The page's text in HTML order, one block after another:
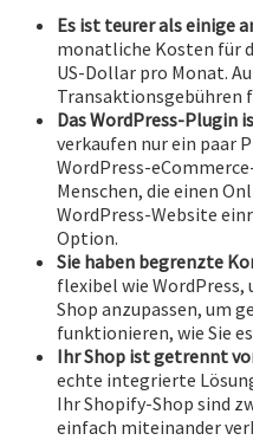
Es ist teurer als einige
monatliche Kosten für
US-Dollar pro Monat.
Transaktionsgebühren
Das WordPress-Plugin
verkaufen nur ein paar
WordPress-
Menschen, die einen
WordPress-Website
Option.
Sie haben begrenzte
flexibel wie WordPress,
Shop anzupassen, um
funktionieren, wie Sie
Ihr Shop ist getrennt
echte integrierte
Ihr Shopify-Shop sind
einfach miteinander